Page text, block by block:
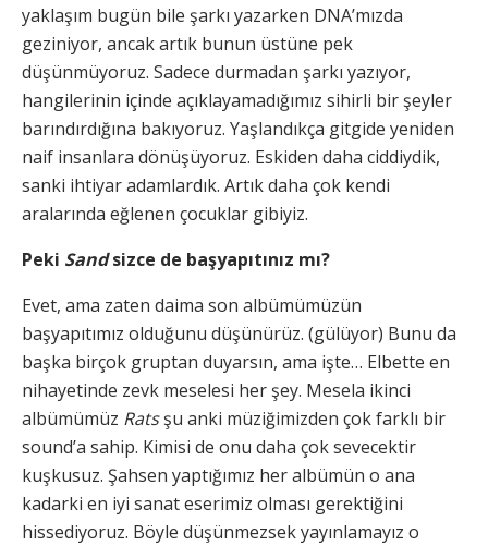
yaklaşım bugün bile şarkı yazarken DNA’mızda
geziniyor, ancak artık bunun üstüne pek
düşünmüyoruz. Sadece durmadan şarkı yazıyor,
hangilerinin içinde açıklayamadığımız sihirli bir şeyler
barındırdığına bakıyoruz. Yaşlandıkça gitgide yeniden
naif insanlara dönüşüyoruz. Eskiden daha ciddiydik,
sanki ihtiyar adamlardık. Artık daha çok kendi
aralarında eğlenen çocuklar gibiyiz.
Peki Sandsizce de başyapıtınız mı?
Evet, ama zaten daima son albümümüzün
başyapıtımız olduğunu düşünürüz. (gülüyor) Bunu da
başka birçok gruptan duyarsın, ama işte… Elbette en
nihayetinde zevk meselesi her şey. Mesela ikinci
albümümüz Ratsşu anki müziğimizden çok farklı bir
sound’a sahip. Kimisi de onu daha çok sevecektir
kuşkusuz. Şahsen yaptığımız her albümün o ana
kadarki en iyi sanat eserimiz olması gerektiğini
hissediyoruz. Böyle düşünmezsek yayınlamayız o